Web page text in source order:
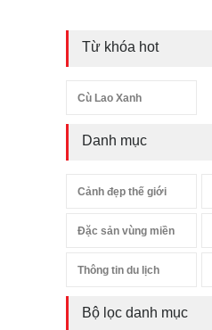
Từ khóa hot
Cù Lao Xanh
Danh mục
Cảnh đẹp thế giới
Đặc sản vùng miền
Thông tin du lịch
Bộ lọc danh mục